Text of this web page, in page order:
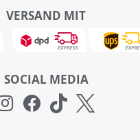
VERSAND MIT
SOCIAL MEDIA